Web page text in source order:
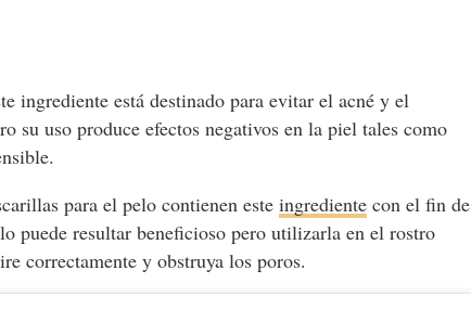
ingrediente está destinado para evitar el acné y el
su uso produce efectos negativos en la piel tales como
para el pelo contienen esteingrediente con el fin de
puede resultar beneficioso pero utilizarla en el rostro
correctamente y obstruya los poros.